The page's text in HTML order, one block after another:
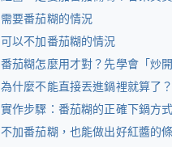
需要番茄糊的情況
可以不加番茄糊的情況
番茄糊怎麼用才對？先學會「炒
為什麼不能直接丟進鍋裡就算了？
實作步驟：番茄糊的正確下鍋方式
不加番茄糊，也能做出好紅醬的